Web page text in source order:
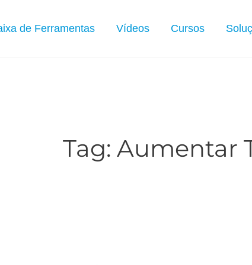
de Ferramentas Vídeos Cursos
Tag: Aumentar